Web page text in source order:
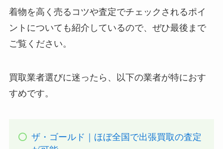
着物を高く売るコツや査定でチェックされるポイ
ントについても紹介しているので、ぜひ最後まで
ご覧ください。
買取業者選びに迷ったら、以下の業者が特におす
すめです。
ザ・ゴールド｜ほぼ全国で出張買取の査定